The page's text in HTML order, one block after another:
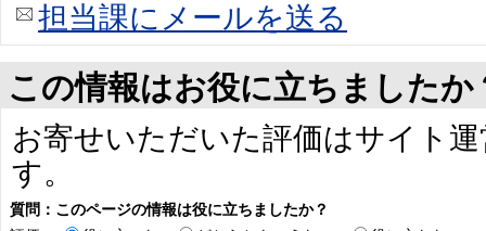
担当課にメールを送る
この情報はお役に立ちましたか
お寄せいただいた評価はサイト
す。
質問：このページの情報は役に立ちましたか？